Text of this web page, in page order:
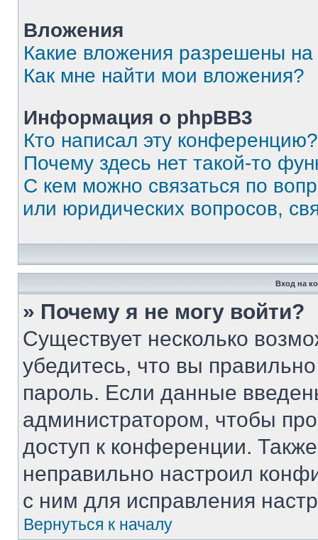
Вложения
Какие вложения разрешены
Как мне найти мои вложения?
Информация о phpBB3
Кто написал эту конференцию?
Почему здесь нет такой-то
С кем можно связаться по
или юридических вопросов,
Вход на
» Почему я не могу войти?
Существует несколько
убедитесь, что вы
пароль. Если данные
администратором, чтобы
доступ к конференции.
неправильно настроил
с ним для исправления
Вернуться к началу